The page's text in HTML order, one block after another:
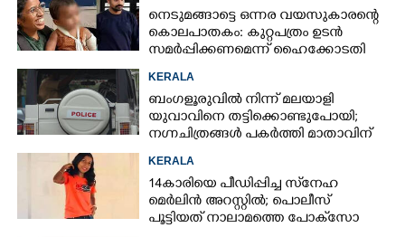
നെടുമങ്ങാട്ടെ ഒന്നര വയസുകാരന്റെ
കൊലപാതകം: കുറ്റപത്രം ഉടൻ
സമർപ്പിക്കണമെന്ന് ഹൈക്കോടതി
KERALA
ബംഗളൂരുവിൽ നിന്ന് മലയാളി
യുവാവിനെ തട്ടിക്കൊണ്ടുപോയി;
നഗ്നചിത്രങ്ങൾ പകർത്തി മാതാവിന്
KERALA
14കാരിയെ പീഡിപ്പിച്ച സ്‌നേഹ
മെർലിൻ അറസ്റ്റിൽ; പൊലീസ്
പൂട്ടിയത് നാലാമത്തെ പോക്‌സോ